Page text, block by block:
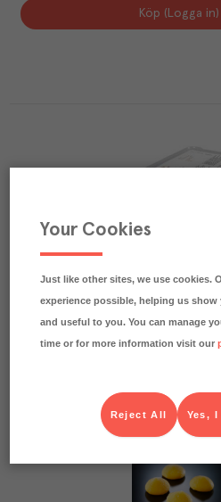
Köp (Logga in)
Litchipuré Osötad
Köp (Logga in)
Your Cookies
Just like other sites, we use cookies.
experience possible, helping us
and useful to you. You can manage
time or for more information visit our
Yes,
Reject All